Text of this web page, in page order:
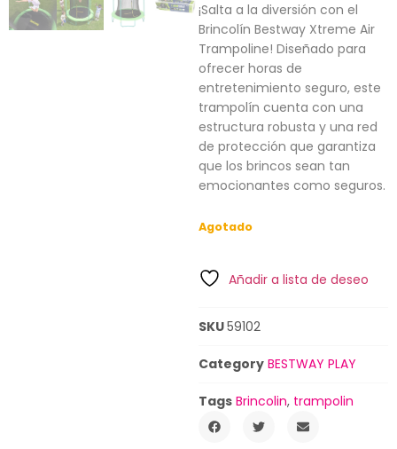
¡Salta a la diversión con el
Brincolín Bestway Xtreme Air
Trampoline! Diseñado para
ofrecer horas de
entretenimiento seguro, este
trampolín cuenta con una
estructura robusta y una red
de protección que garantiza
que los brincos sean tan
emocionantes como seguros.
Agotado
Añadir a lista de deseo
SKU59102
Category BESTWAY PLAY
Tags Brincolin, trampolin